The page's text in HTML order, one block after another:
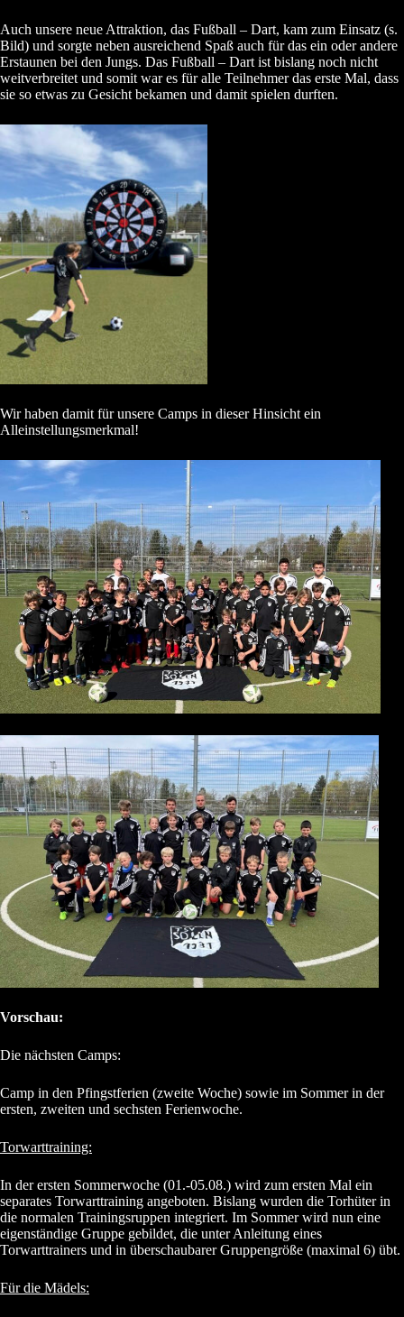
Auch unsere neue Attraktion, das Fußball – Dart, kam zum Einsatz (s.
Bild) und sorgte neben ausreichend Spaß auch für das ein oder andere
Erstaunen bei den Jungs. Das Fußball – Dart ist bislang noch nicht
weitverbreitet und somit war es für alle Teilnehmer das erste Mal, dass
sie so etwas zu Gesicht bekamen und damit spielen durften.
Wir haben damit für unsere Camps in dieser Hinsicht ein
Alleinstellungsmerkmal!
Vorschau:
Die nächsten Camps:
Camp in den Pfingstferien (zweite Woche) sowie im Sommer in der
ersten, zweiten und sechsten Ferienwoche.
Torwarttraining:
In der ersten Sommerwoche (01.-05.08.) wird zum ersten Mal ein
separates Torwarttraining angeboten. Bislang wurden die Torhüter in
die normalen Trainingsruppen integriert. Im Sommer wird nun eine
eigenständige Gruppe gebildet, die unter Anleitung eines
Torwarttrainers und in überschaubarer Gruppengröße (maximal 6) übt.
Für die Mädels: